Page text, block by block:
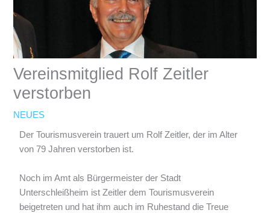
Vereinsmitglied Rolf Zeitler
verstorben
NEUES
Der Tourismusverein trauert um Rolf Zeitler, der im Alter
von 79 Jahren verstorben ist.
Noch im Amt als Bürgermeister der Stadt
Unterschleißheim ist Zeitler dem Tourismusverein
beigetreten und hat ihm auch im Ruhestand die Treue